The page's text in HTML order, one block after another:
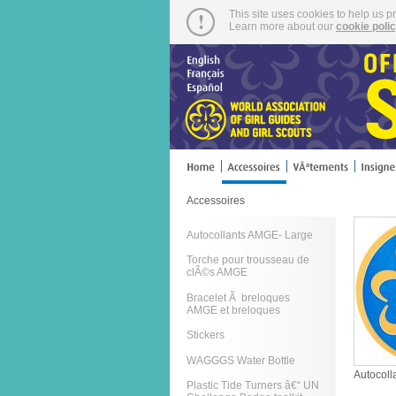
This site uses cookies to help us
Learn more about our cookie
Accessoires
Autocollants AMGE- Large
Torche pour trousseau de
clÃ©s AMGE
Bracelet Ã breloques
AMGE et breloques
Stickers
WAGGGS Water Bottle
Plastic Tide Turners â€“ UN